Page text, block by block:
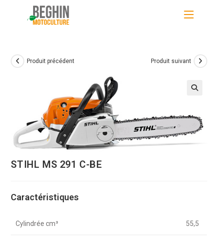
Produit précédent Produit suivant
STIHL MS 291 C-BE
Caractéristiques
Cylindrée cm³ 55,5